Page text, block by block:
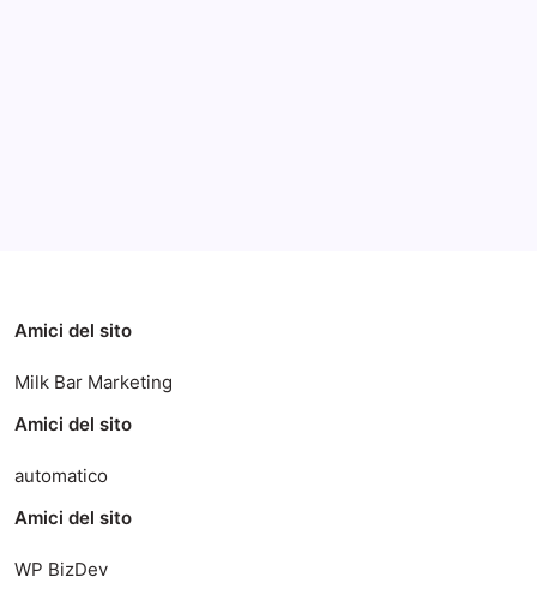
Amici del sito
Milk Bar Marketing
Amici del sito
automatico
Amici del sito
WP BizDev